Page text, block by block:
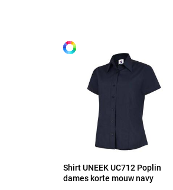
2XL
Shirt UNEEK UC712 Poplin
dames korte mouw navy